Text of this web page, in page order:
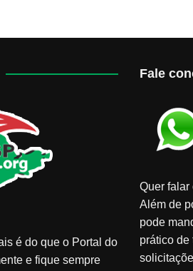
é do que o Portal do
e fique sempre
Fale
Quer falar
Além de
pode
prático de